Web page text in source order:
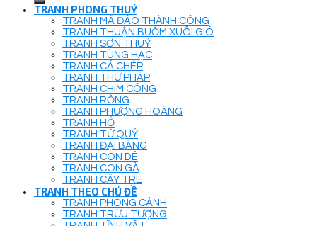
TRANH PHONG THUỶ
TRANH MÃ ĐÁO THÀNH CÔNG
TRANH THUẬN BUỒM XUÔI GIÓ
TRANH SƠN THUỶ
TRANH TÙNG HẠC
TRANH CÁ CHÉP
TRANH THƯ PHÁP
TRANH CHIM CÔNG
TRANH RỒNG
TRANH PHƯỢNG HOÀNG
TRANH HỔ
TRANH TỨ QUÝ
TRANH ĐẠI BÀNG
TRANH CON DÊ
TRANH CON GÀ
TRANH CÂY TRE
TRANH THEO CHỦ ĐỀ
TRANH PHONG CẢNH
TRANH TRỪU TƯỢNG